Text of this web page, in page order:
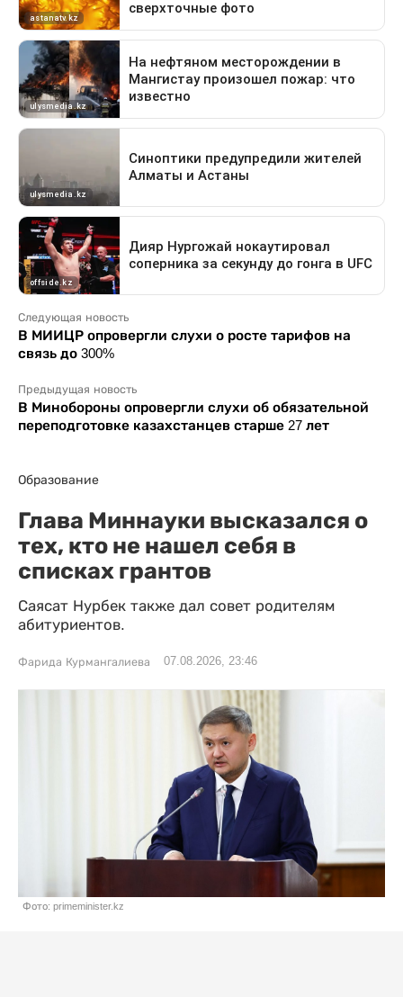
Следующая новость
В МИИЦР опровергли слухи о росте тарифов на
связь до 300%
Предыдущая новость
В Минобороны опровергли слухи об обязательной
переподготовке казахстанцев старше 27 лет
Образование
Глава Миннауки высказался о
тех, кто не нашел себя в
списках грантов
Саясат Нурбек также дал совет родителям
абитуриентов.
Фарида Курмангалиева 07.08.2026, 23:46
Фото: primeminister.kz